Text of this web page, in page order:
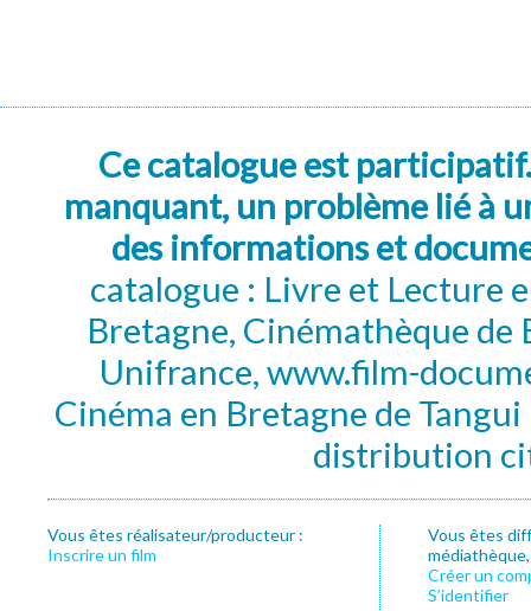
Ce catalogue est
manquant, un problème lié à
des informations et
catalogue : Livre et Lecture
Bretagne, Cinémathèque de
Unifrance, www.film-
Cinéma en Bretagne de
distribution
Vous êtes réalisateur/producteur :
Inscrire un film
Vous êtes
Créer un
S’identifier